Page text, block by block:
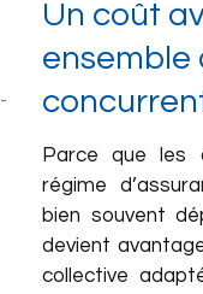
Un coût
ensemble
Parce que les
régime
bien souvent
devient
collective